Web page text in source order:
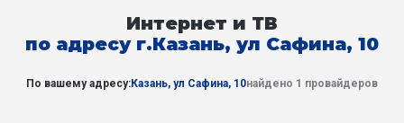
Интернет и ТВ
по адресу г.Казань, ул Сафина, 10
По вашему адресу:Казань, ул Сафина, 10найдено 1 провайдеров